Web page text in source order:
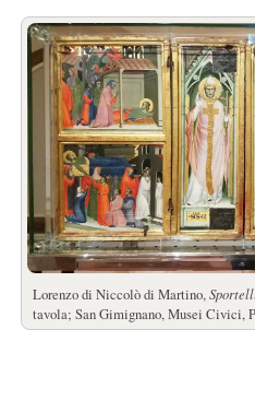
Lorenzo di Niccolò di Martino,
tavola; San Gimignano, Musei Civici,